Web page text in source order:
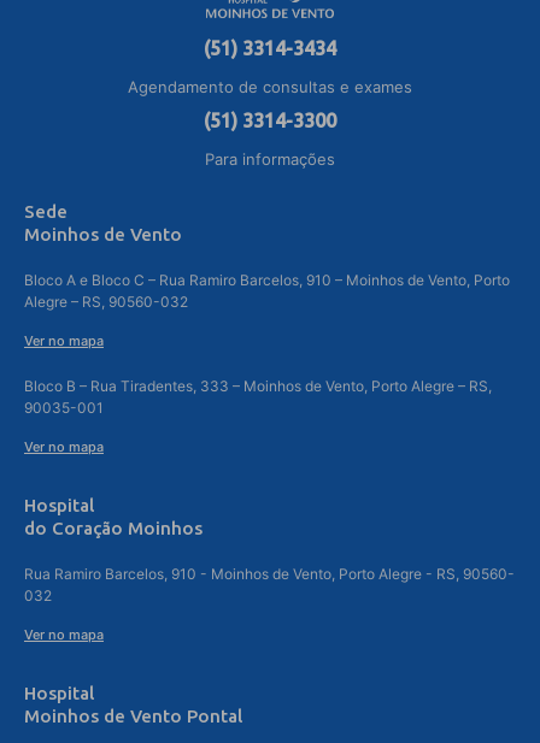
(51) 3314-3434
Agendamento de consultas e exames
(51) 3314-3300
Para informações
Sede
Moinhos de Vento
Bloco A e Bloco C – Rua Ramiro Barcelos, 910 – Moinhos de Vento, Porto
Alegre – RS, 90560-032
Ver no mapa
Bloco B – Rua Tiradentes, 333 – Moinhos de Vento, Porto Alegre – RS,
90035-001
Ver no mapa
Hospital
do Coração Moinhos
Rua Ramiro Barcelos, 910 - Moinhos de Vento, Porto Alegre - RS, 90560-
032
Ver no mapa
Hospital
Moinhos de Vento Pontal